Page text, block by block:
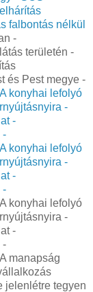
falbontás nélkül
-
területén -
és Pest megye -
A konyhai lefolyó
-
-
-
A konyhai lefolyó
-
-
-
A konyhai lefolyó
-
-
-
manapság
jelenlétre tegyen